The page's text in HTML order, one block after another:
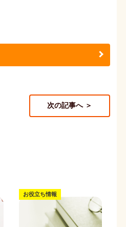
次の記事へ ＞
お役立ち情報